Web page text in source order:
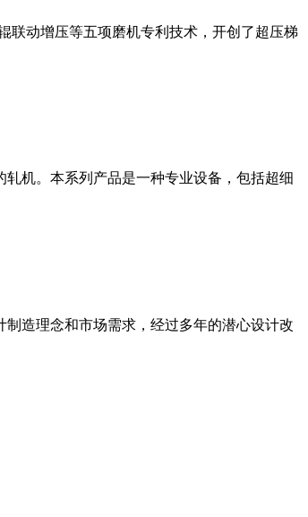
联动增压等五项磨机专利技术，开创了超压梯
机。本系列产品是一种专业设备，包括超细
造理念和市场需求，经过多年的潜心设计改